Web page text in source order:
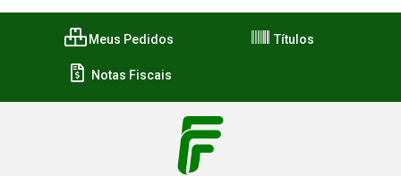
Meus Pedidos Títulos
Notas Fiscais